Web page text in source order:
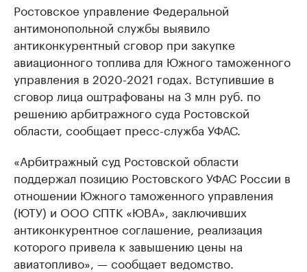
Ростовское управление Федеральной
антимонопольной службы выявило
антиконкурентный сговор при закупке
авиационного топлива для Южного таможенного
управления в 2020-2021 годах. Вступившие в
сговор лица оштрафованы на 3 млн руб. по
решению арбитражного суда Ростовской
области, сообщает пресс-служба УФАС.
«Арбитражный суд Ростовской области
поддержал позицию Ростовского УФАС России в
отношении Южного таможенного управления
(ЮТУ) и ООО СПТК «ЮВА», заключивших
антиконкурентное соглашение, реализация
которого привела к завышению цены на
авиатопливо», — сообщает ведомство.